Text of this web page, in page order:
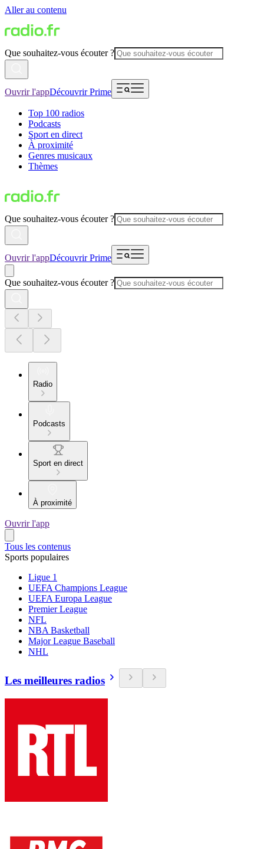
Aller au contenu
Que souhaitez-vous écouter ?
Ouvrir l'appDécouvrir Prime
Top 100 radios
Podcasts
Sport en direct
À proximité
Genres musicaux
Thèmes
Que souhaitez-vous écouter ?
Ouvrir l'appDécouvrir Prime
Que souhaitez-vous écouter ?
Radio
Podcasts
Sport en direct
À proximité
Ouvrir l'app
Tous les contenus
Sports populaires
Ligue 1
UEFA Champions League
UEFA Europa League
Premier League
NFL
NBA Basketball
Major League Baseball
NHL
Les meilleures radios